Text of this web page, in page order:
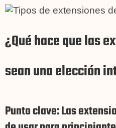
¿Qué hace que las
sean una elección
Punto clave: Las